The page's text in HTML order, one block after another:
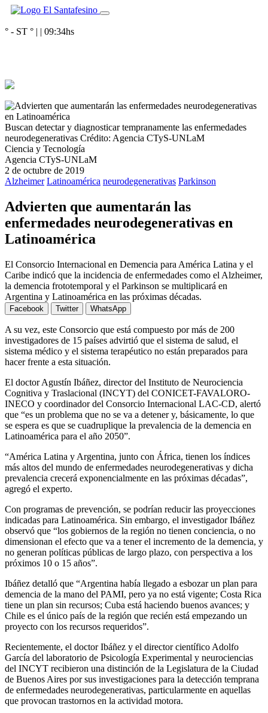
° - ST ° | | 09:34hs
Buscan detectar y diagnosticar tempranamente las enfermedades
neurodegenerativas Crédito: Agencia CTyS-UNLaM
Ciencia y Tecnología
Agencia CTyS-UNLaM
2 de octubre de 2019
Alzheimer Latinoamérica neurodegenerativas Parkinson
Advierten que aumentarán las
enfermedades neurodegenerativas en
Latinoamérica
El Consorcio Internacional en Demencia para América Latina y el
Caribe indicó que la incidencia de enfermedades como el Alzheimer,
la demencia frototemporal y el Parkinson se multiplicará en
Argentina y Latinoamérica en las próximas décadas.
Facebook Twitter WhatsApp
A su vez, este Consorcio que está compuesto por más de 200
investigadores de 15 países advirtió que el sistema de salud, el
sistema médico y el sistema terapéutico no están preparados para
hacer frente a esta situación.
El doctor Agustín Ibáñez, director del Instituto de Neurociencia
Cognitiva y Traslacional (INCYT) del CONICET-FAVALORO-
INECO y coordinador del Consorcio Internacional LAC-CD, alertó
que “es un problema que no se va a detener y, básicamente, lo que
se espera es que se cuadruplique la prevalencia de la demencia en
Latinoamérica para el año 2050”.
“América Latina y Argentina, junto con África, tienen los índices
más altos del mundo de enfermedades neurodegenerativas y dicha
prevalencia crecerá exponencialmente en las próximas décadas”,
agregó el experto.
Con programas de prevención, se podrían reducir las proyecciones
indicadas para Latinoamérica. Sin embargo, el investigador Ibáñez
observó que “los gobiernos de la región no tienen conciencia, o no
dimensionan el efecto que va a tener el incremento de la demencia, y
no generan políticas públicas de largo plazo, con perspectiva a los
próximos 10 o 15 años”.
Ibáñez detalló que “Argentina había llegado a esbozar un plan para
demencia de la mano del PAMI, pero ya no está vigente; Costa Rica
tiene un plan sin recursos; Cuba está haciendo buenos avances; y
Chile es el único país de la región que recién está empezando un
proyecto con los recursos requeridos”.
Recientemente, el doctor Ibáñez y el director científico Adolfo
García del laboratorio de Psicología Experimental y neurociencias
del INCYT recibieron una distinción de la Legislatura de la Ciudad
de Buenos Aires por sus investigaciones para la detección temprana
de enfermedades neurodegenerativas, particularmente en aquellas
que provocan trastornos en la actividad motora.